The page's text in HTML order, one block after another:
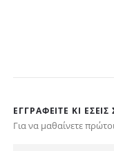
ΕΓΓΡΑΦΕΊΤΕ ΚΙ ΕΣΕΊΣ
Για να μαθαίνετε